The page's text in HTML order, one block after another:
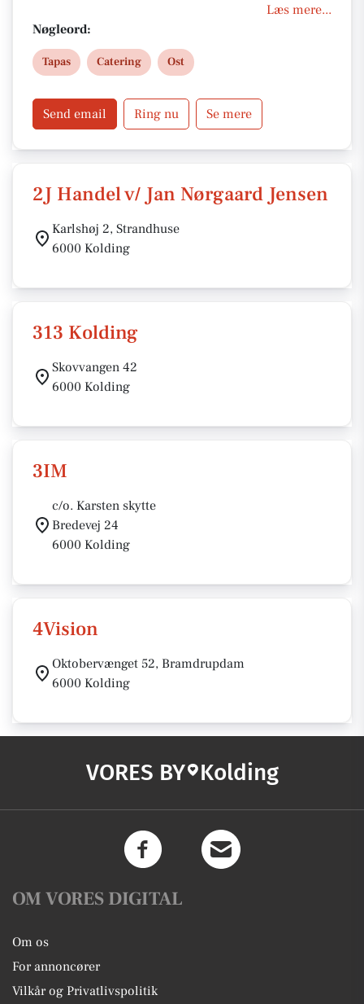
hyggelig aften. Bestil nemt takeaway online, eller
besøg butikken i hjertet af Kolding. Giv også et
gavekort til en du holder af – en smagfuld gaveidé til
enhver anledning.
Læs mere...
Nøgleord:
Tapas Catering Ost
Send email Ring nu Se mere
2J Handel v/ Jan Nørgaard Jensen
Karlshøj 2, Strandhuse
6000 Kolding
313 Kolding
Skovvangen 42
6000 Kolding
3IM
c/o. Karsten skytte
Bredevej 24
6000 Kolding
4Vision
Oktobervænget 52, Bramdrupdam
6000 Kolding
VORES BY Kolding
OM VORES DIGITAL
Om os
For annoncører
Vilkår og Privatlivspolitik